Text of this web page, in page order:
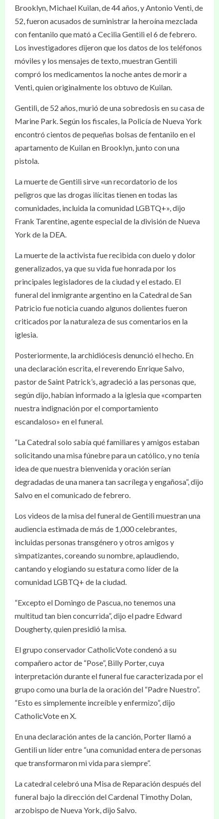
Brooklyn, Michael Kuilan, de 44 años, y Antonio Venti, de
52, fueron acusados de suministrar la heroína mezclada
con fentanilo que mató a Cecilia Gentili el 6 de febrero.
Los investigadores dijeron que los datos de los teléfonos
móviles y los mensajes de texto, muestran Gentili
compró los medicamentos la noche antes de morir a
Venti, quien originalmente los obtuvo de Kuilan.
Gentili, de 52 años, murió de una sobredosis en su casa de
Marine Park. Según los fiscales, la Policía de Nueva York
encontró cientos de pequeñas bolsas de fentanilo en el
apartamento de Kuilan en Brooklyn, junto con una
pistola.
La muerte de Gentili sirve «un recordatorio de los
peligros que las drogas ilícitas tienen en todas las
comunidades, incluida la comunidad LGBTQ+», dijo
Frank Tarentine, agente especial de la división de Nueva
York de la DEA.
La muerte de la activista fue recibida con duelo y dolor
generalizados, ya que su vida fue honrada por los
principales legisladores de la ciudad y el estado. El
funeral del inmigrante argentino en la Catedral de San
Patricio fue noticia cuando algunos dolientes fueron
criticados por la naturaleza de sus comentarios en la
iglesia.
Posteriormente, la archidiócesis denunció el hecho. En
una declaración escrita, el reverendo Enrique Salvo,
pastor de Saint Patrick’s, agradeció a las personas que,
según dijo, habían informado a la iglesia que «comparten
nuestra indignación por el comportamiento
escandaloso» en el funeral.
“La Catedral solo sabía qué familiares y amigos estaban
solicitando una misa fúnebre para un católico, y no tenía
idea de que nuestra bienvenida y oración serían
degradadas de una manera tan sacrílega y engañosa”, dijo
Salvo en el comunicado de febrero.
Los videos de la misa del funeral de Gentili muestran una
audiencia estimada de más de 1,000 celebrantes,
incluidas personas transgénero y otros amigos y
simpatizantes, coreando su nombre, aplaudiendo,
cantando y elogiando su estatura como líder de la
comunidad LGBTQ+ de la ciudad.
“Excepto el Domingo de Pascua, no tenemos una
multitud tan bien concurrida”, dijo el padre Edward
Dougherty, quien presidió la misa.
El grupo conservador CatholicVote condenó a su
compañero actor de “Pose”, Billy Porter, cuya
interpretación durante el funeral fue caracterizada por el
grupo como una burla de la oración del “Padre Nuestro”.
“Esto es simplemente increíble y enfermizo”, dijo
CatholicVote en X.
En una declaración antes de la canción, Porter llamó a
Gentili un líder entre “una comunidad entera de personas
que transformaron mi vida para siempre”.
La catedral celebró una Misa de Reparación después del
funeral bajo la dirección del Cardenal Timothy Dolan,
arzobispo de Nueva York, dijo Salvo.